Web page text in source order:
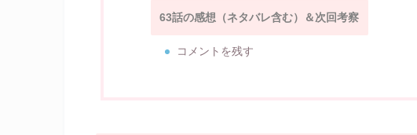
63話の感想（ネタバレ含む）＆次回考察
コメントを残す